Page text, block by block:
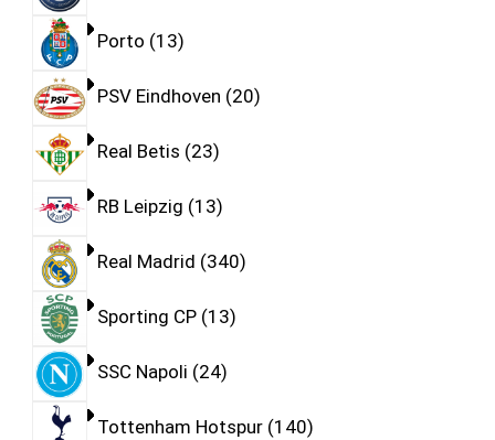
Porto 13
PSV Eindhoven 20
Real Betis 23
RB Leipzig 13
Real Madrid 340
Sporting CP 13
SSC Napoli 24
Tottenham Hotspur 140